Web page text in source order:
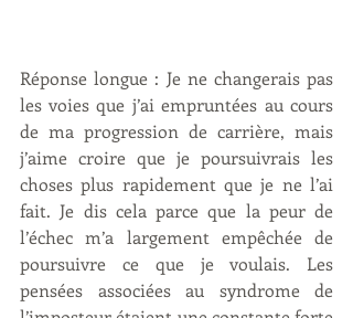
Réponse longue : Je ne changerais pas
les voies que j’ai empruntées au cours
de ma progression de carrière, mais
j’aime croire que je poursuivrais les
choses plus rapidement que je ne l’ai
fait. Je dis cela parce que la peur de
l’échec m’a largement empêchée de
poursuivre ce que je voulais. Les
pensées associées au syndrome de